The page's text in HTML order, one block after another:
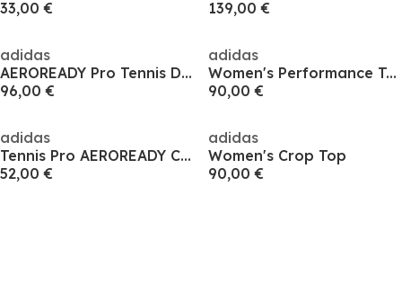
33,00 €
139,00 €
adidas
AEROREADY Pro Tennis Dress Womens
96,00 €
adidas
Women's Performance Tennis Jacket Set
90,00 €
adidas
Tennis Pro AEROREADY Crop Top Womens
52,00 €
adidas
Women's Crop Top
90,00 €